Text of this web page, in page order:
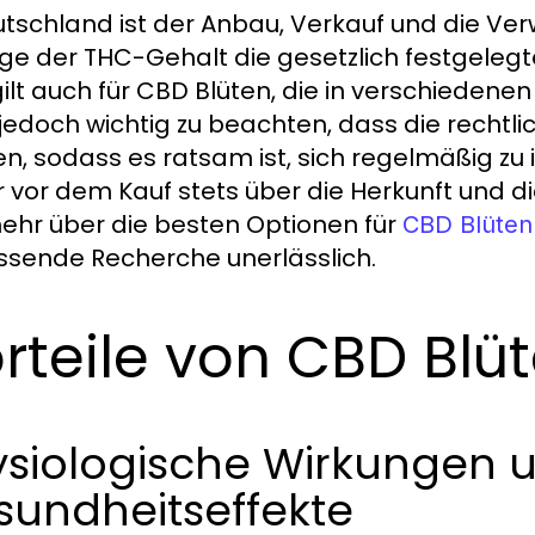
ist der Anbau, Verkauf und die
der THC-Gehalt die gesetzlich
auch für CBD Blüten, die in
wichtig zu beachten, dass die
sodass es ratsam ist, sich regelmäßig
vor dem Kauf stets über die Herkunft und
über die besten Optionen für CBD
Recherche unerlässlich.
von CBD
Wirkungen